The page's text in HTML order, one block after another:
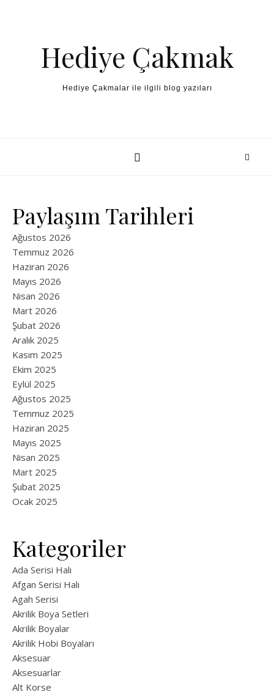
Hediye Çakmak
Hediye Çakmalar ile ilgili blog yazıları
Paylaşım Tarihleri
Ağustos 2026
Temmuz 2026
Haziran 2026
Mayıs 2026
Nisan 2026
Mart 2026
Şubat 2026
Aralık 2025
Kasım 2025
Ekim 2025
Eylül 2025
Ağustos 2025
Temmuz 2025
Haziran 2025
Mayıs 2025
Nisan 2025
Mart 2025
Şubat 2025
Ocak 2025
Kategoriler
Ada Serisi Halı
Afgan Serisi Halı
Agah Serisi
Akrilik Boya Setleri
Akrilik Boyalar
Akrilik Hobi Boyaları
Aksesuar
Aksesuarlar
Alt Korse